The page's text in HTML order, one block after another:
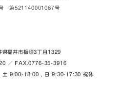
号 第521140001067号
福井市板垣３丁目1329
／ FAX.0776-35-3916
土 9:00-18:00 , 日 9:30-17:30 祝休